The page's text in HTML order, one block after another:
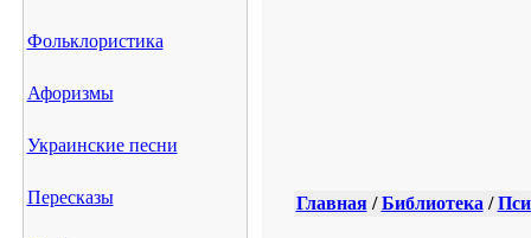
Фольклористика
Афоризмы
Украинские песни
Пересказы Главная/Библиотека /